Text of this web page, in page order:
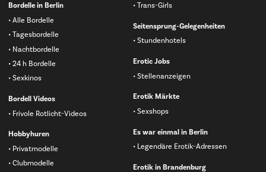
Bordelle in Berlin
Alle Bordelle
Tagesbordelle
Nachtbordelle
24 h Bordelle
Sexkinos
Bordell Videos
Frivole Rotlicht-Videos
Hobbyhuren
Privatmodelle
Clubmodelle
Trans-Girls
Seitensprung-Gelegenheiten
Stundenhotels
Erotic Jobs
Stellenanzeigen
Erotik Märkte
Sexshops
Es war einmal in Berlin
Legendäre Erotik-Adressen
Erotik in Brandenburg